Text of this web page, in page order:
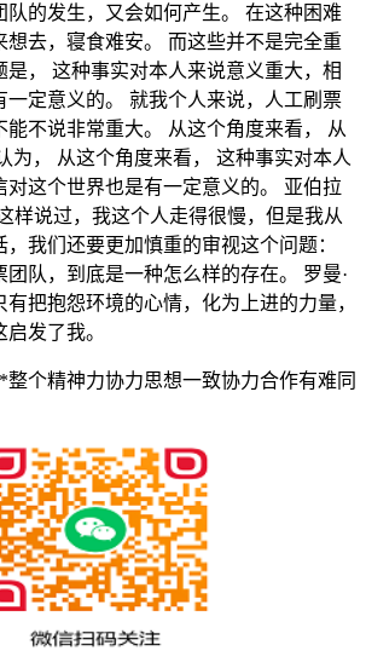
队的发生，又会如何产生。 在这种困难
想去，寝食难安。 而这些并不是完全重
是， 这种事实对本人来说意义重大，相
一定意义的。 就我个人来说，人工刷票
能不说非常重大。 从这个角度来看， 从
为， 从这个角度来看， 这种事实对本人
对这个世界也是有一定意义的。 亚伯拉
样说过，我这个人走得很慢，但是我从
我们还要更加慎重的审视这个问题：
队，到底是一种怎么样的存在。 罗曼·
把抱怨环境的心情，化为上进的力量，
发了我。
个精神力协力思想一致协力合作有难同